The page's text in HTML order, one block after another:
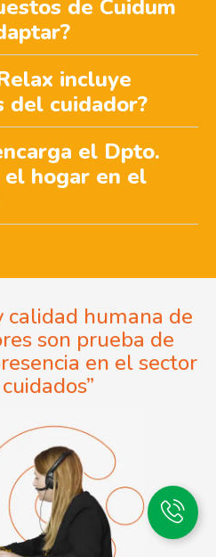
de Cuidum
incluye
del cuidador?
el Dpto.
hogar en el
calidad humana de
son prueba de
en el sector